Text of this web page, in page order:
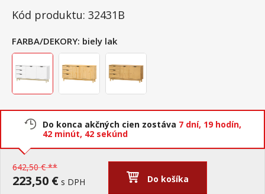
Kód produktu: 32431B
FARBA/DEKORY: biely lak
Do konca akčných cien zostáva 7 dní, 19 hodín,
42 minút, 41 sekúnd
642,50 € **
223,50 € s DPH Do košíka